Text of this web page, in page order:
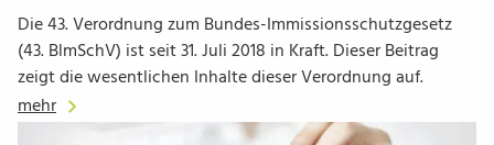
Die 43. Verordnung zum Bundes-Immissionsschutzgesetz
(43. BlmSchV) ist seit 31. Juli 2018 in Kraft. Dieser Beitrag
zeigt die wesentlichen Inhalte dieser Verordnung auf.
mehr